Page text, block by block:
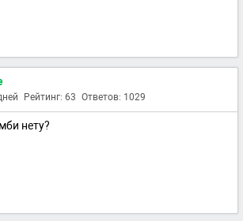
Рейтинг: 63 Ответов: 1029
нету?